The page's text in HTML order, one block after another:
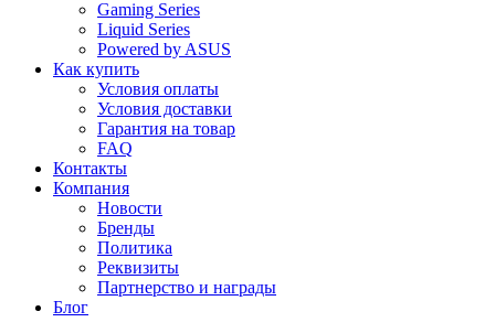
Gaming Series
Liquid Series
Powered by ASUS
Как купить
Условия оплаты
Условия доставки
Гарантия на товар
FAQ
Контакты
Компания
Новости
Бренды
Политика
Реквизиты
Партнерство и награды
Блог